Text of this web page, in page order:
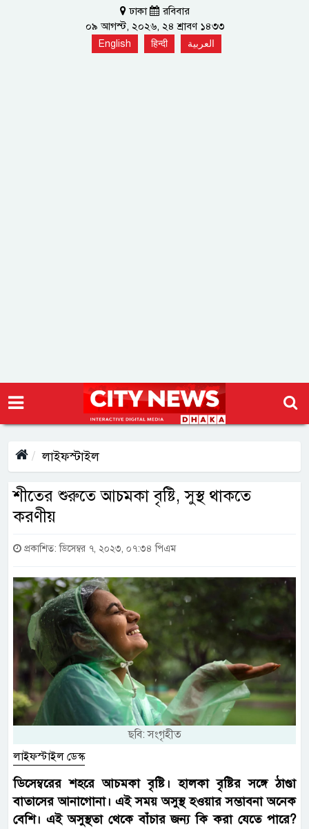
ঢাকা
রবিবার
০৯ আগস্ট, ২০২৬, ২৪ শ্রাবণ ১৪৩৩
English हिन्दी العربية
লাইফস্টাইল
শীতের শুরুতে আচমকা বৃষ্টি, সুস্থ থাকতে
করণীয়
প্রকাশিত: ডিসেম্বর ৭, ২০২৩, ০৭:৩৪ পিএম
ছবি: সংগৃহীত
লাইফস্টাইল ডেস্ক
ডিসেম্বরের শহরে আচমকা বৃষ্টি। হালকা বৃষ্টির সঙ্গে ঠাণ্ডা
বাতাসের আনাগোনা। এই সময় অসুস্থ হওয়ার সম্ভাবনা অনেক
বেশি। এই অসুস্থতা থেকে বাঁচার জন্য কি করা যেতে পারে?